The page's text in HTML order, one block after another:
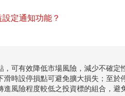
定通知功能？
可有效降低市場風險，減少不確定
時設停損點可避免擴大損失；至於
風險程度較低之投資標的組合，避